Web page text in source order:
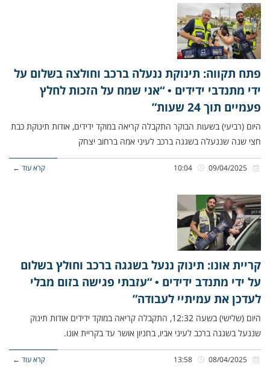
פתח תקווה: תינוקת ננעלה ברכב וחולצה בשלום על
ידי מתנדבי ידידים • “אני שמח על הזכות לחלץ
פעמיים תוך 24 שעות”
היום (רביעי) בשעות הבוקר התקבלה קריאה במוקד ידידים, אודות תינוקת כבת
חצי שנה שננעלה בשגגה ברכב לעיני אמהּ ברחוב יצחק
קרא עוד ←
קריית אונו: תינוק ננעל בשגגה ברכב וחולץ בשלום
על ידי מתנדב ידידים • “עזבתי פגישה בזום מבלי
לעדכן את עמיתיי לעבודה”
היום (שלישי) בשעה 12:32, התקבלה קריאה במוקד ידידים אודות תינוק
שננעל בשגגה ברכב לעיני אביו, בחניון אושר עד בקריית אונו.
קרא עוד ←